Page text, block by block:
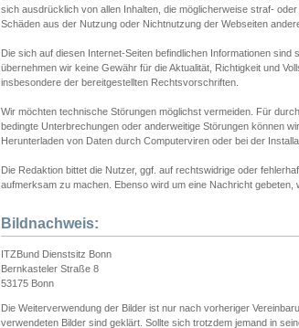
sich ausdrücklich von allen Inhalten, die möglicherweise straf-
Schäden aus der Nutzung oder Nichtnutzung der Webseiten
Die sich auf diesen Internet-Seiten befindlichen Informationen
übernehmen wir keine Gewähr für die Aktualität, Richtigkeit und
insbesondere der bereitgestellten Rechtsvorschriften.
Wir möchten technische Störungen möglichst vermeiden. Für
bedingte Unterbrechungen oder anderweitige Störungen können
Herunterladen von Daten durch Computerviren oder bei der
Die Redaktion bittet die Nutzer, ggf. auf rechtswidrige oder
aufmerksam zu machen. Ebenso wird um eine Nachricht
Bildnachweis:
ITZBund Dienstsitz Bonn
Bernkasteler Straße 8
53175 Bonn
Die Weiterverwendung der Bilder ist nur nach vorheriger
verwendeten Bilder sind geklärt. Sollte sich trotzdem jemand in